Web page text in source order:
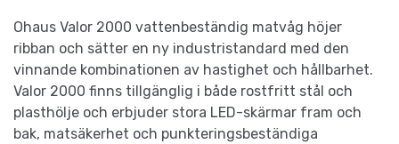
Ohaus Valor 2000 vattenbeständig matvåg höjer
ribban och sätter en ny industristandard med den
vinnande kombinationen av hastighet och hållbarhet.
Valor 2000 finns tillgänglig i både rostfritt stål och
plasthölje och erbjuder stora LED-skärmar fram och
bak, matsäkerhet och punkteringsbeständiga